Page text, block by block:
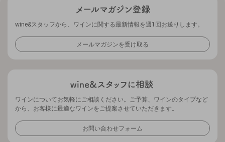
wine&スタッフから、ワインに関する最新情報を週1回お送りします。
メールマガジンを受け取る
ワインについてお気軽にご相談ください。ご予算、ワインのタイプなど
から、お客様に最適なワインをご提案させていただきます。
お問い合わせフォーム